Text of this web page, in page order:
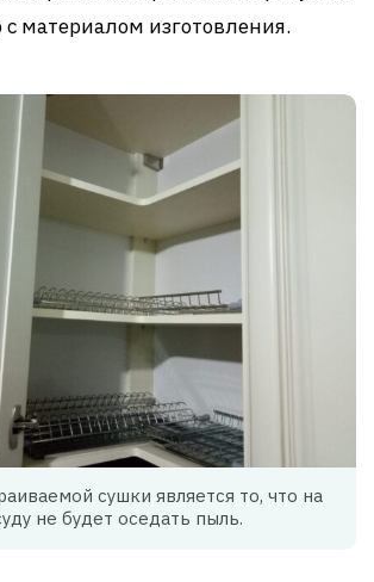
материалом изготовления.
сушки является то, что на
не будет оседать пыль.